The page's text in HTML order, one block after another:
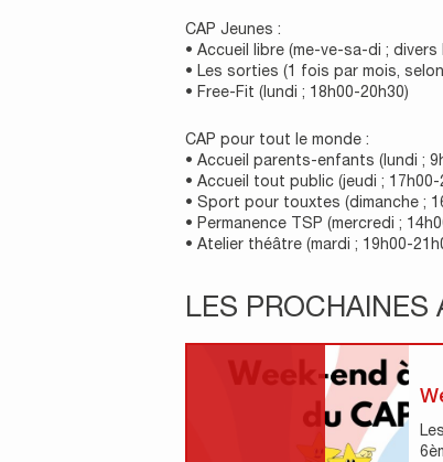
CAP Jeunes :
• Accueil libre (me-ve-sa-di ; divers
• Les sorties (1 fois par mois,
• Free-Fit (lundi ; 18h00-20h30)
CAP pour tout le monde :
• Accueil parents-enfants (lundi ;
• Accueil tout public (jeudi ; 17h00-
• Sport pour touxtes (dimanche ;
• Permanence TSP (mercredi ;
• Atelier théâtre (mardi ; 19h00-
LES PROCHAINES